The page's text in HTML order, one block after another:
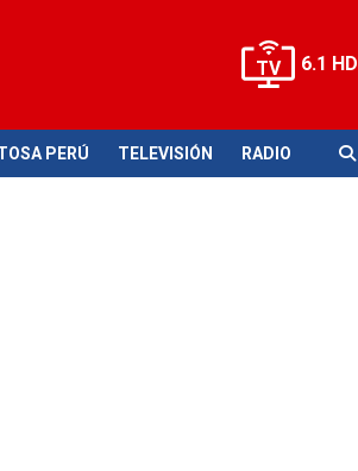
6.1 HD
PERÚ TELEVISIÓN RADIO